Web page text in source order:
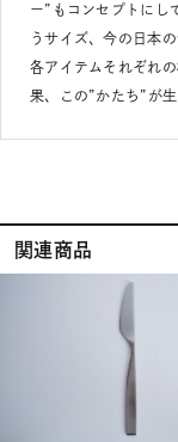
ー”もコンセプトにし
うサイズ、今の日本
各アイテムそれぞれ
果、この”かたち”が生
関連商品